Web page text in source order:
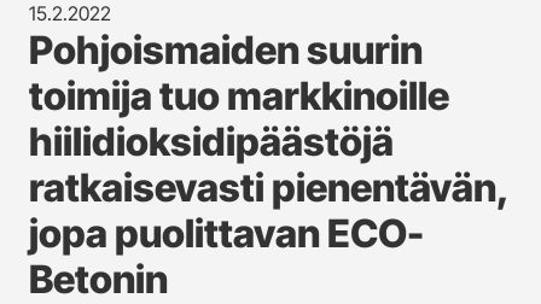
15.2.2022
Pohjoismaiden suurin
toimija tuo markkinoille
hiilidioksidipäästöjä
ratkaisevasti pienentävän,
jopa puolittavan ECO-
Betonin